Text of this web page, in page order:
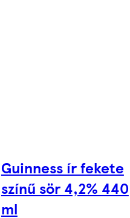
Guinness ír fekete
színű sör 4,2% 440
ml